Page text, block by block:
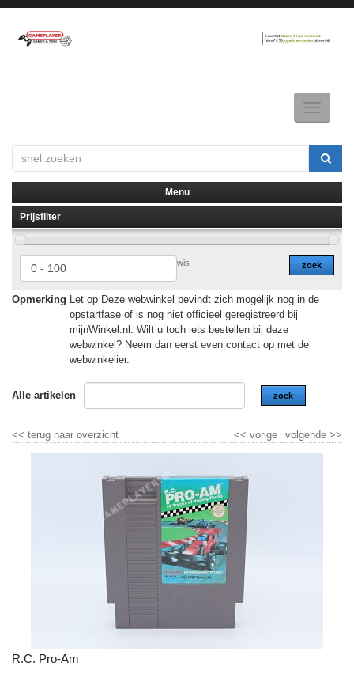
Toggle
▼
▼
Menu
Prijsfilter
zoek
wis
Opmerking Let op Deze webwinkel bevindt zich mogelijk nog in de
opstartfase of is nog niet officieel geregistreerd bij
mijnWinkel.nl. Wilt u toch iets bestellen bij deze
webwinkel? Neem dan eerst even contact op met de
webwinkelier.
Alle artikelen zoek
<< terug naar overzicht volgende >>
<< vorige
R.C. Pro-Am